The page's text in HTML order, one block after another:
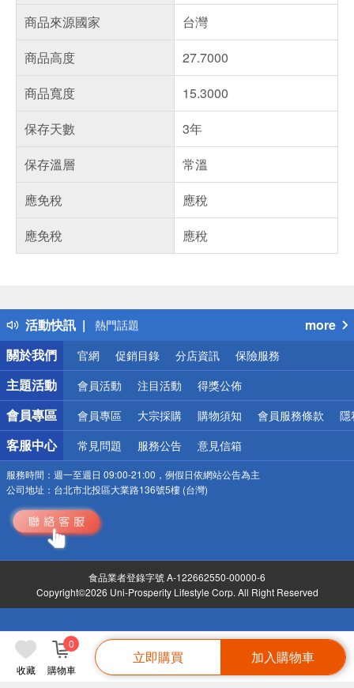
收藏 購物車
0
立即購買 加入購物車
商品來源國家
台灣
商品高度
27.7000
商品寬度
15.3000
保存天數
3年
保存溫層
常溫
應免稅
應稅
應免稅
應稅
活動快訊
得獎公告
熱門話題
銀行優惠
偏遠地區配送
詐騙網頁！請小心！
more
關於我們
官網 促銷目錄 分店資訊 保險服務
主題活動 會員活動 注目活動 得獎公佈
會員專區 會員專區 大宗採購 購物須知 會員服務條款 隱
客服中心 常見問題 服務公告 意見信箱
服務時間： 週一至週日 09:00-21:00，例假日依網站公告為主
公司地址： 台北市北投區大業路136號5樓 (台灣)
食品業者登錄字號 A-122662550-00000-6
Copyright©2026 Uni-Prosperity Lifestyle Corp. All Right Reserved